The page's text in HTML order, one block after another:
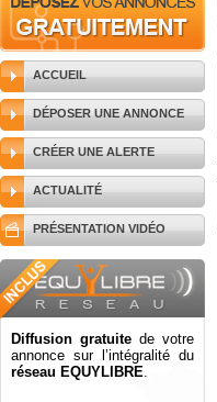
ACCUEIL
DÉPOSER UNE ANNONCE
CRÉER UNE ALERTE
ACTUALITÉ
PRÉSENTATION VIDÉO
Diffusion gratuite de votre
annonce sur l’intégralité du
réseau EQUYLIBRE.